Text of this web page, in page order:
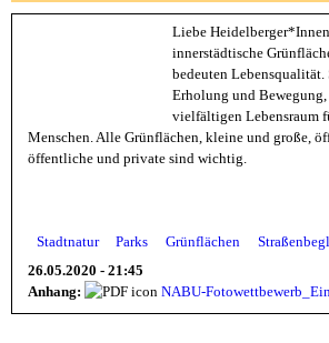
Liebe
innerstädtische
bedeuten Lebensqualität.
Erholung und
vielfältigen Lebensraum
Menschen. Alle Grünflächen, kleine und große,
öffentliche und private sind wichtig.
Stadtnatur Parks Grünflächen
26.05.2020 - 21:45
Anhang:
NABU-